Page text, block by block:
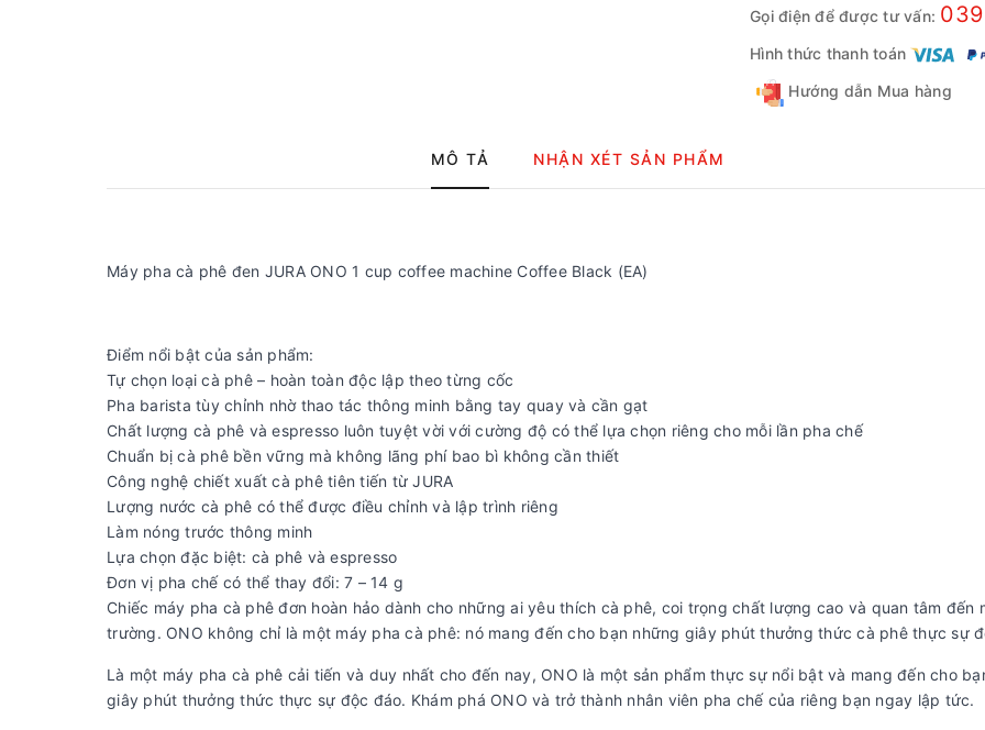
Gọi điện để được tư vấn:
Hình thức thanh toán
Hướng dẫn Mua hàng
MÔ TẢ NHẬN XÉT SẢN PHẨM
Máy pha cà phê đen JURA ONO 1 cup coffee machine Coffee Black (EA)
Điểm nổi bật của sản phẩm:
Tự chọn loại cà phê – hoàn toàn độc lập theo từng cốc
Pha barista tùy chỉnh nhờ thao tác thông minh bằng tay quay và cần gạt
Chất lượng cà phê và espresso luôn tuyệt vời với cường độ có thể lựa chọn riêng cho mỗi lần pha chế
Chuẩn bị cà phê bền vững mà không lãng phí bao bì không cần thiết
Công nghệ chiết xuất cà phê tiên tiến từ JURA
Lượng nước cà phê có thể được điều chỉnh và lập trình riêng
Làm nóng trước thông minh
Lựa chọn đặc biệt: cà phê và espresso
Đơn vị pha chế có thể thay đổi: 7 – 14 g
Chiếc máy pha cà phê đơn hoàn hảo dành cho những ai yêu thích cà phê, coi trọng chất lượng cao và quan tâm đến
trường. ONO không chỉ là một máy pha cà phê: nó mang đến cho bạn những giây phút thưởng thức cà phê thực sự
Là một máy pha cà phê cải tiến và duy nhất cho đến nay, ONO là một sản phẩm thực sự nổi bật và mang đến cho
giây phút thưởng thức thực sự độc đáo. Khám phá ONO và trở thành nhân viên pha chế của riêng bạn ngay lập tức.